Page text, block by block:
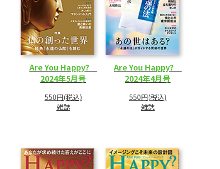
Are You Happy?
2024年5月号
550円(税込)
雑誌
Are You Happy?
2024年4月号
550円(税込)
雑誌